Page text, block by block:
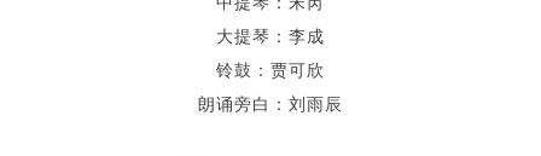
大提琴：李成
铃鼓：贾可欣
朗诵旁白：刘雨辰